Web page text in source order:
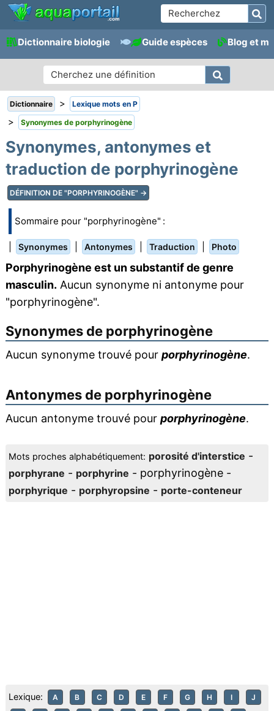
Dictionnaire biologie Guide espèces Blog et
Dictionnaire > Lexique mots en P
> Synonymes de porphyrinogène
Synonymes, antonymes et
traduction de porphyrinogène
DÉFINITION DE "PORPHYRINOGÈNE" →
Sommaire pour "porphyrinogène" :
Synonymes Antonymes Traduction Photo
Porphyrinogène est un substantif de genre
masculin. Aucun synonyme ni antonyme pour
"porphyrinogène".
Synonymes de porphyrinogène
Aucun synonyme trouvé pour porphyrinogène.
Antonymes de porphyrinogène
Aucun antonyme trouvé pour porphyrinogène.
Mots proches alphabétiquement: porosité d'interstice -
porphyrane - porphyrine - porphyrinogène -
porphyrique - porphyropsine - porte-conteneur
Lexique: A B C D E F G H I J